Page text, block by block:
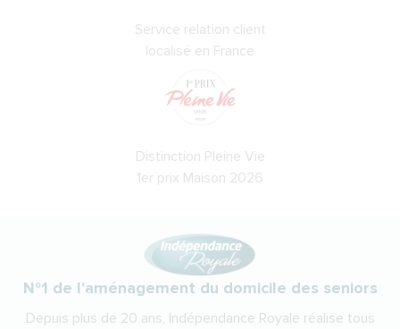
Service relation client
localisé en France
Distinction Pleine Vie
1er prix Maison 2026
N°1 de l'aménagement du domicile des seniors
Depuis plus de 20 ans, Indépendance Royale réalise tous